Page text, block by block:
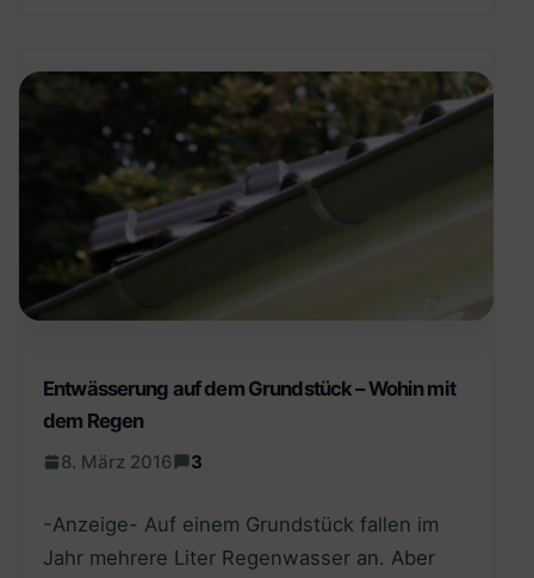
Entwässerung auf dem Grundstück – Wohin mit
dem Regen
8. März 2016 3
-Anzeige- Auf einem Grundstück fallen im
Jahr mehrere Liter Regenwasser an. Aber